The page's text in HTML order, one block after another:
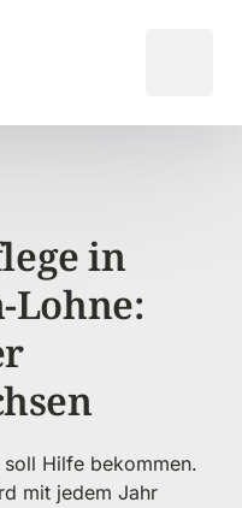
in
Lohne:
Hilfe bekommen.
mit jedem Jahr